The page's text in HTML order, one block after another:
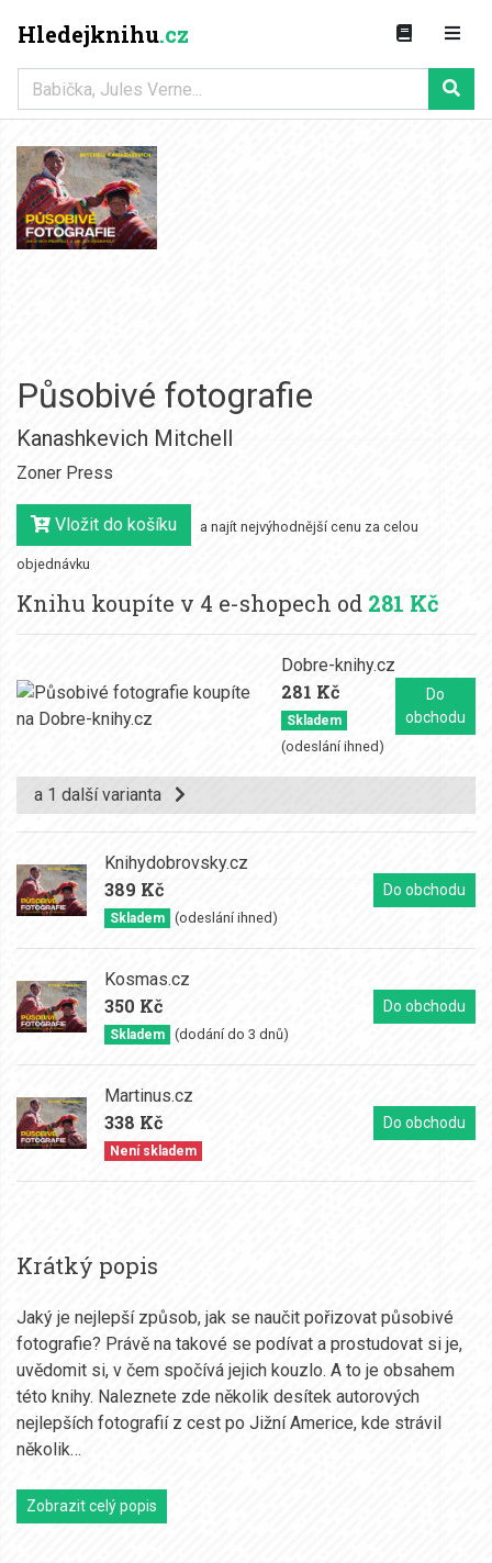
Hledejknihu.cz
Působivé fotografie
Kanashkevich Mitchell
Zoner Press
Vložit do košíku a najít nejvýhodnější cenu za celou
objednávku
Knihu koupíte v 4 e-shopech od 281 Kč
Dobre-knihy.cz
281 Kč
Skladem
(odeslání ihned)
Do
obchodu
a 1 další varianta
Knihydobrovsky.cz
389 Kč
Skladem (odeslání ihned)
Do obchodu
Kosmas.cz
350 Kč
Skladem (dodání do 3 dnů)
Do obchodu
Martinus.cz
338 Kč
Není skladem
Do obchodu
Krátký popis
Jaký je nejlepší způsob, jak se naučit pořizovat působivé
fotografie? Právě na takové se podívat a prostudovat si je,
uvědomit si, v čem spočívá jejich kouzlo. A to je obsahem
této knihy. Naleznete zde několik desítek autorových
nejlepších fotografií z cest po Jižní Americe, kde strávil
několik…
Zobrazit celý popis